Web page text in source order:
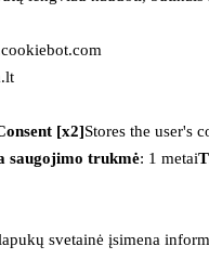
[x2]Stores the user's
saugojimo trukmė: 1 metai
svetainė įsimena